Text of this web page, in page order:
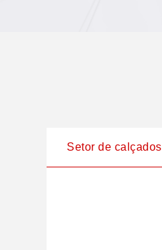
Setor de calçados